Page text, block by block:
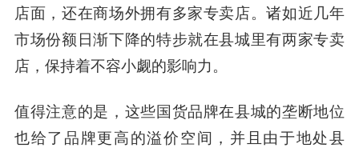
店面，还在商场外拥有多家专卖店。诸如近几年
市场份额日渐下降的特步就在县城里有两家专卖
店，保持着不容小觑的影响力。
值得注意的是，这些国货品牌在县城的垄断地位
也给了品牌更高的溢价空间，并且由于地处县